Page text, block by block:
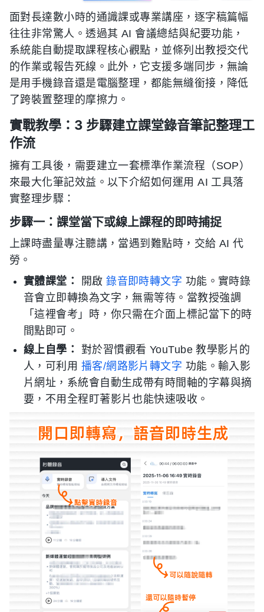
面對長達數小時的通識課或專業講座，逐字稿篇幅
往往非常驚人。透過其 AI 會議總結與紀要功能，
系統能自動提取課程核心觀點，並條列出教授交代
的作業或報告死線。此外，它支援多端同步，無論
是用手機錄音還是電腦整理，都能無縫銜接，降低
了跨裝置整理的摩擦力。
實戰教學：3 步驟建立課堂錄音筆記整理工
作流
擁有工具後，需要建立一套標準作業流程（SOP）
來最大化筆記效益。以下介紹如何運用 AI 工具落
實整理步驟：
步驟一：課堂當下或線上課程的即時捕捉
上課時盡量專注聽講，當遇到難點時，交給 AI 代
勞。
實體課堂：
開啟錄音即時轉文字 功能。實時錄
音會立即轉換為文字，無需等待。當教授強調
「這裡會考」時，你只需在介面上標記當下的時
間點即可。
線上自學：
對於習慣觀看 YouTube 教學影片的
人，可利用 播客/網路影片轉文字 功能。輸入影
片網址，系統會自動生成帶有時間軸的字幕與摘
要，不用全程盯著影片也能快速吸收。